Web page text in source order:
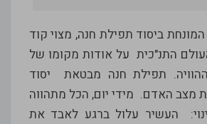
ביסוד תפילת חנה, מצוי קוד
התנ"כית על אודות מקומו של
תפילת חנה מבטאת יסוד
מצב האדם. מידי יום, הכל מתהווה
העשיר עלול ברגע לאבד את